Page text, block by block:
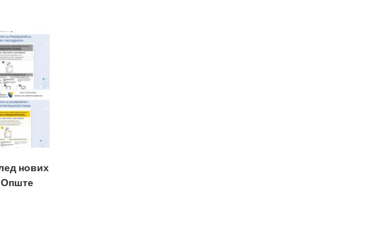
нових
Опште